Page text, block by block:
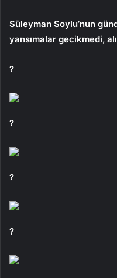
Süleyman Soylu’nun
yansımalar gecikmedi,
?
?
?
?